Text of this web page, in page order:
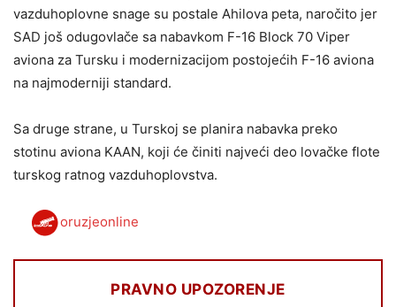
vazduhoplovne snage su postale Ahilova peta, naročito jer
SAD još odugovlače sa nabavkom F-16 Block 70 Viper
aviona za Tursku i modernizacijom postojećih F-16 aviona
na najmoderniji standard.
Sa druge strane, u Turskoj se planira nabavka preko
stotinu aviona KAAN, koji će činiti najveći deo lovačke flote
turskog ratnog vazduhoplovstva.
oruzjeonline
PRAVNO UPOZORENJE